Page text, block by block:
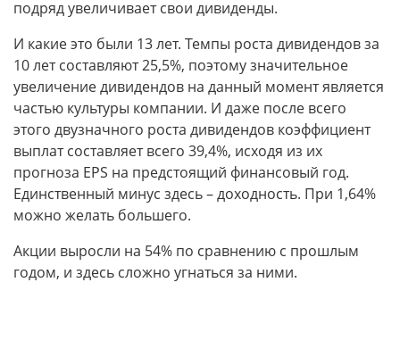
подряд увеличивает свои дивиденды.
И какие это были 13 лет. Темпы роста дивидендов за
10 лет составляют 25,5%, поэтому значительное
увеличение дивидендов на данный момент является
частью культуры компании. И даже после всего
этого двузначного роста дивидендов коэффициент
выплат составляет всего 39,4%, исходя из их
прогноза EPS на предстоящий финансовый год.
Единственный минус здесь – доходность. При 1,64%
можно желать большего.
Акции выросли на 54% по сравнению с прошлым
годом, и здесь сложно угнаться за ними.